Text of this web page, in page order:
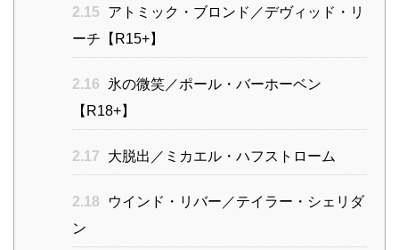
2.15
アトミック・ブロンド／デヴィッド・リ
ーチ【R15+】
2.16
氷の微笑／ポール・バーホーベン
【R18+】
2.17 大脱出／ミカエル・ハフストローム
2.18
ウインド・リバー／テイラー・シェリダ
ン